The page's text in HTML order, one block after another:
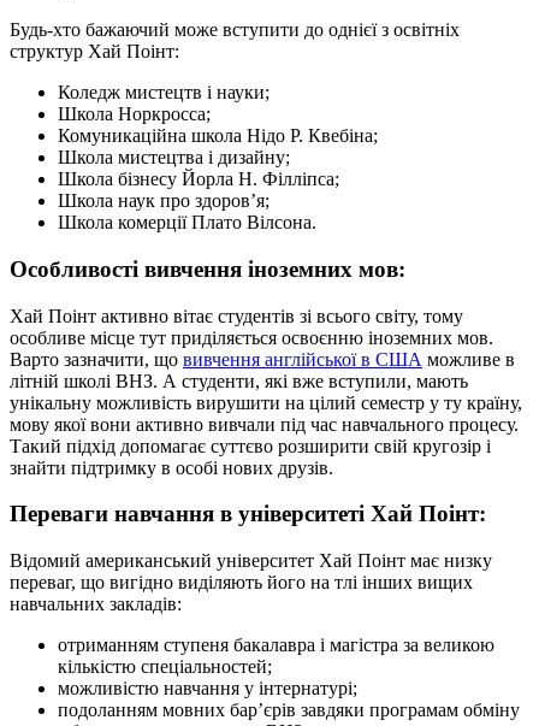
Будь-хто бажаючий може вступити до однієї з освітніх
структур Хай Поінт:
Коледж мистецтв і науки;
Школа Норкросса;
Комуникаційна школа Нідо Р. Квебіна;
Школа мистецтва і дизайну;
Школа бізнесу Йорла Н. Філліпса;
Школа наук про здоров’я;
Школа комерції Плато Вілсона.
Особливості вивчення іноземних мов:
Хай Поінт активно вітає студентів зі всього світу, тому
особливе місце тут приділяється освоєнню іноземних мов.
Варто зазначити, що вивчення англійської в США можливе в
літній школі ВНЗ. А студенти, які вже вступили, мають
унікальну можливість вирушити на цілий семестр у ту країну,
мову якої вони активно вивчали під час навчального процесу.
Такий підхід допомагає суттєво розширити свій кругозір і
знайти підтримку в особі нових друзів.
Переваги навчання в університеті Хай Поінт:
Відомий американський університет Хай Поінт має низку
переваг, що вигідно виділяють його на тлі інших вищих
навчальних закладів:
отриманням ступеня бакалавра і магістра за великою
кількістю спеціальностей;
можливістю навчання у інтернатурі;
подоланням мовних бар’єрів завдяки програмам обміну